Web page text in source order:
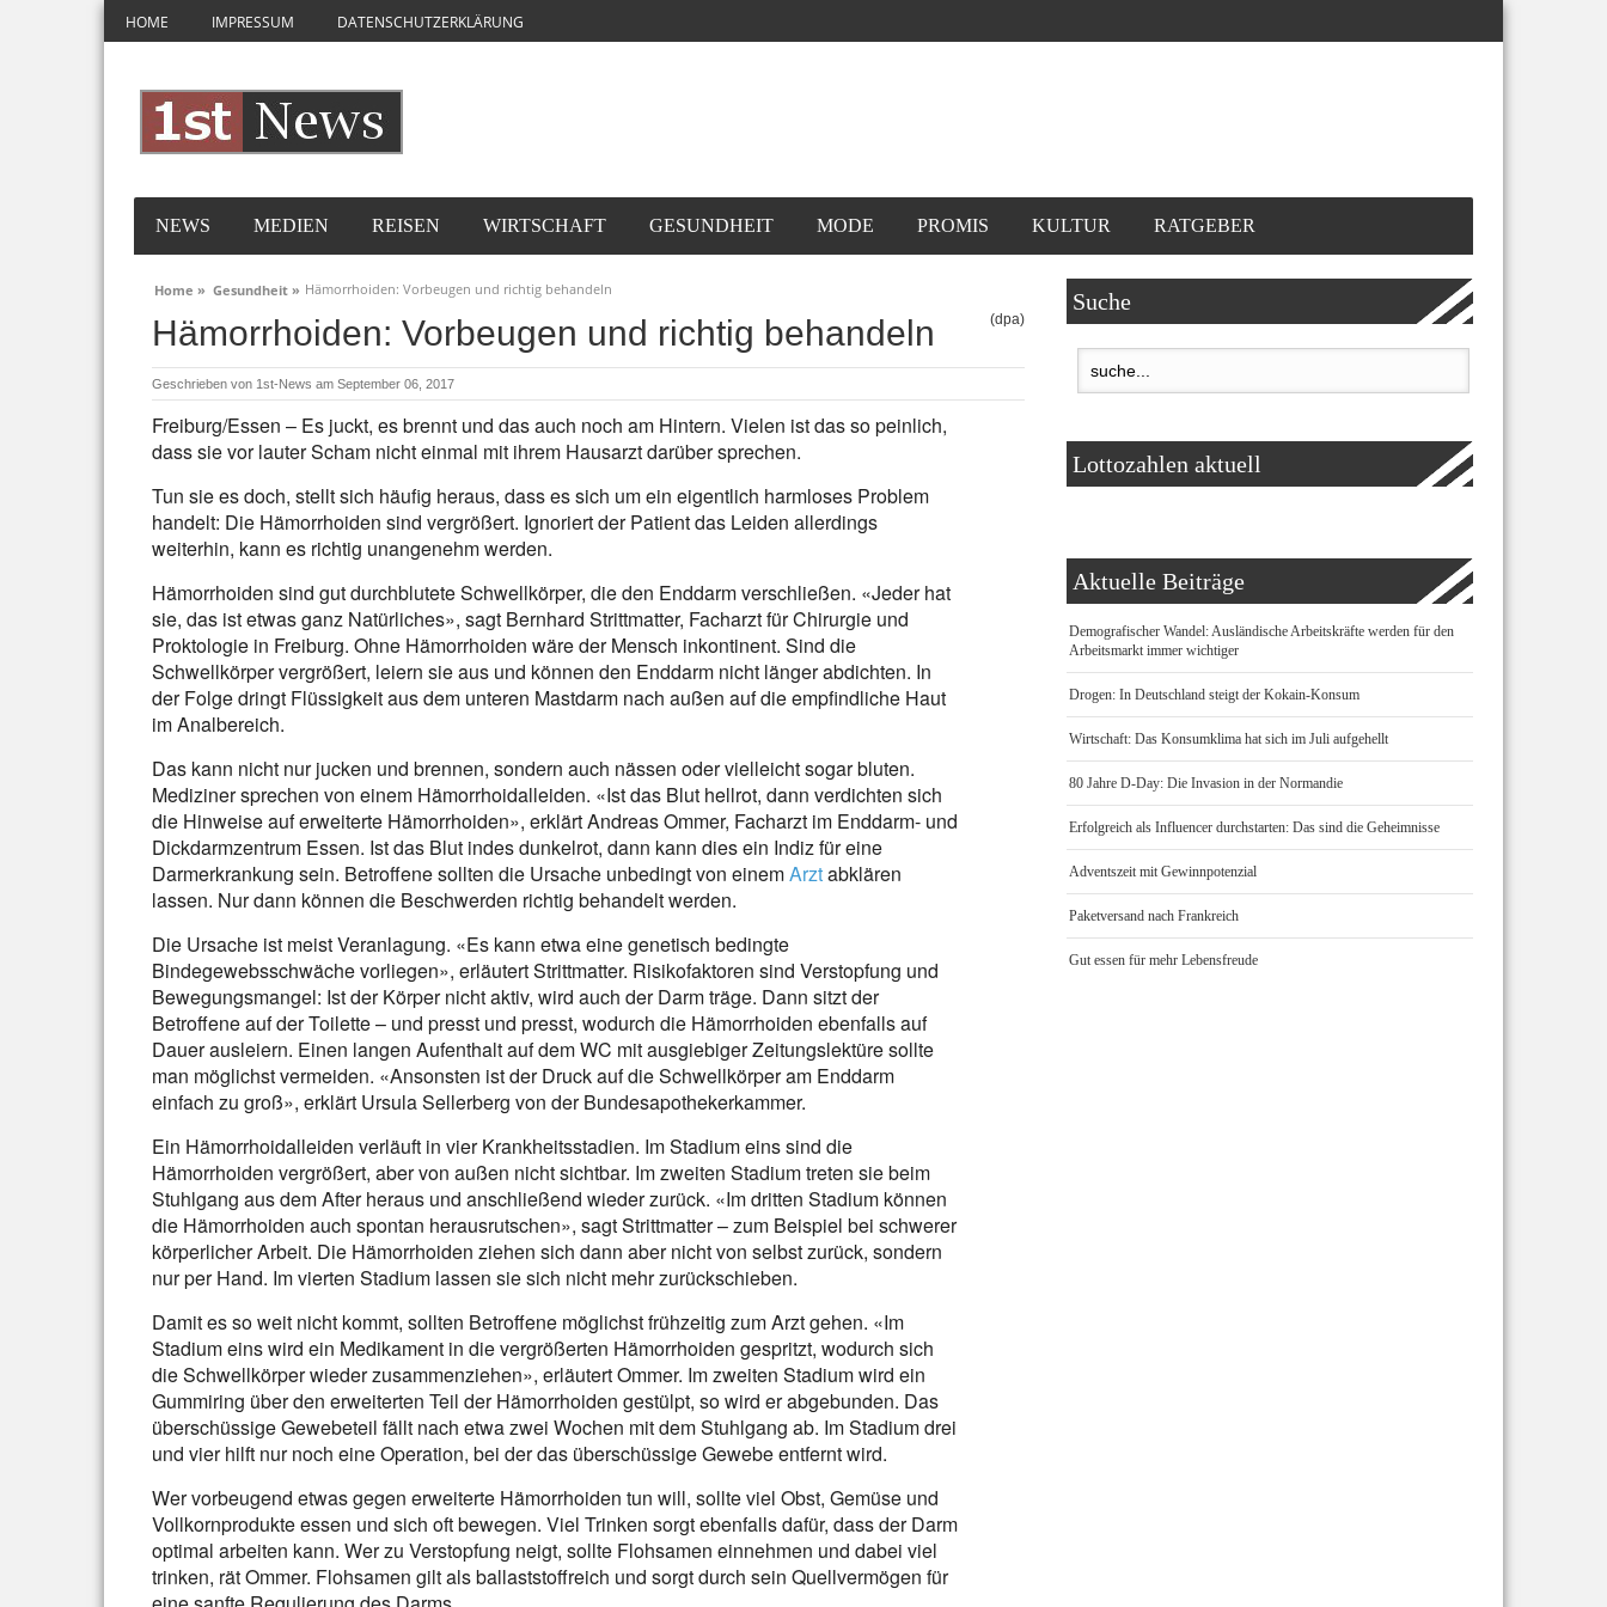
HOME IMPRESSUM DATENSCHUTZERKLÄRUNG
NEWS MEDIEN REISEN WIRTSCHAFT GESUNDHEIT MODE PROMIS KULTUR RATGEBER
Home » Gesundheit » Hämorrhoiden: Vorbeugen und richtig behandeln
Hämorrhoiden: Vorbeugen und richtig behandeln (dpa)
Geschrieben von 1st-News am September 06, 2017
Freiburg/Essen – Es juckt, es brennt und das auch noch am Hintern. Vielen ist das so peinlich,
dass sie vor lauter Scham nicht einmal mit ihrem Hausarzt darüber sprechen.
Tun sie es doch, stellt sich häufig heraus, dass es sich um ein eigentlich harmloses Problem
handelt: Die Hämorrhoiden sind vergrößert. Ignoriert der Patient das Leiden allerdings
weiterhin, kann es richtig unangenehm werden.
Hämorrhoiden sind gut durchblutete Schwellkörper, die den Enddarm verschließen. «Jeder hat
sie, das ist etwas ganz Natürliches», sagt Bernhard Strittmatter, Facharzt für Chirurgie und
Proktologie in Freiburg. Ohne Hämorrhoiden wäre der Mensch inkontinent. Sind die
Schwellkörper vergrößert, leiern sie aus und können den Enddarm nicht länger abdichten. In
der Folge dringt Flüssigkeit aus dem unteren Mastdarm nach außen auf die empfindliche Haut
im Analbereich.
Das kann nicht nur jucken und brennen, sondern auch nässen oder vielleicht sogar bluten.
Mediziner sprechen von einem Hämorrhoidalleiden. «Ist das Blut hellrot, dann verdichten sich
die Hinweise auf erweiterte Hämorrhoiden», erklärt Andreas Ommer, Facharzt im Enddarm- und
Dickdarmzentrum Essen. Ist das Blut indes dunkelrot, dann kann dies ein Indiz für eine
Darmerkrankung sein. Betroffene sollten die Ursache unbedingt von einemArztabklären
lassen. Nur dann können die Beschwerden richtig behandelt werden.
Die Ursache ist meist Veranlagung. «Es kann etwa eine genetisch bedingte
Bindegewebsschwäche vorliegen», erläutert Strittmatter. Risikofaktoren sind Verstopfung und
Bewegungsmangel: Ist der Körper nicht aktiv, wird auch der Darm träge. Dann sitzt der
Betroffene auf der Toilette – und presst und presst, wodurch die Hämorrhoiden ebenfalls auf
Dauer ausleiern. Einen langen Aufenthalt auf dem WC mit ausgiebiger Zeitungslektüre sollte
man möglichst vermeiden. «Ansonsten ist der Druck auf die Schwellkörper am Enddarm
einfach zu groß», erklärt Ursula Sellerberg von der Bundesapothekerkammer.
Ein Hämorrhoidalleiden verläuft in vier Krankheitsstadien. Im Stadium eins sind die
Hämorrhoiden vergrößert, aber von außen nicht sichtbar. Im zweiten Stadium treten sie beim
Stuhlgang aus dem After heraus und anschließend wieder zurück. «Im dritten Stadium können
die Hämorrhoiden auch spontan herausrutschen», sagt Strittmatter – zum Beispiel bei schwerer
körperlicher Arbeit. Die Hämorrhoiden ziehen sich dann aber nicht von selbst zurück, sondern
nur per Hand. Im vierten Stadium lassen sie sich nicht mehr zurückschieben.
Damit es so weit nicht kommt, sollten Betroffene möglichst frühzeitig zum Arzt gehen. «Im
Stadium eins wird ein Medikament in die vergrößerten Hämorrhoiden gespritzt, wodurch sich
die Schwellkörper wieder zusammenziehen», erläutert Ommer. Im zweiten Stadium wird ein
Gummiring über den erweiterten Teil der Hämorrhoiden gestülpt, so wird er abgebunden. Das
überschüssige Gewebeteil fällt nach etwa zwei Wochen mit dem Stuhlgang ab. Im Stadium drei
und vier hilft nur noch eine Operation, bei der das überschüssige Gewebe entfernt wird.
Wer vorbeugend etwas gegen erweiterte Hämorrhoiden tun will, sollte viel Obst, Gemüse und
Vollkornprodukte essen und sich oft bewegen. Viel Trinken sorgt ebenfalls dafür, dass der Darm
optimal arbeiten kann. Wer zu Verstopfung neigt, sollte Flohsamen einnehmen und dabei viel
trinken, rät Ommer. Flohsamen gilt als ballaststoffreich und sorgt durch sein Quellvermögen für
Suche
Lottozahlen aktuell
Aktuelle Beiträge
Demografischer Wandel: Ausländische Arbeitskräfte werden für den
Arbeitsmarkt immer wichtiger
Drogen: In Deutschland steigt der Kokain-Konsum
Wirtschaft: Das Konsumklima hat sich im Juli aufgehellt
80 Jahre D-Day: Die Invasion in der Normandie
Erfolgreich als Influencer durchstarten: Das sind die Geheimnisse
Adventszeit mit Gewinnpotenzial
Paketversand nach Frankreich
Gut essen für mehr Lebensfreude